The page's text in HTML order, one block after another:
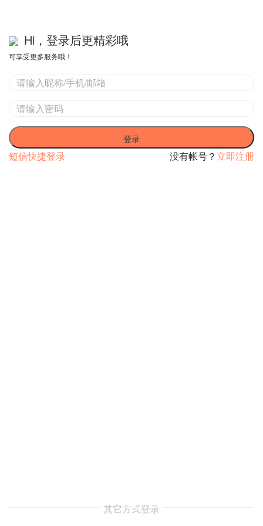
Hi，登录后更精彩哦
可享受更多服务哦！
登录
没有帐号？ 立即注册
短信快捷登录
其它方式登录